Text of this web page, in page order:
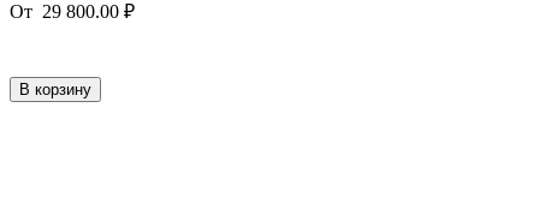
От 29 800.00 ₽
В корзину